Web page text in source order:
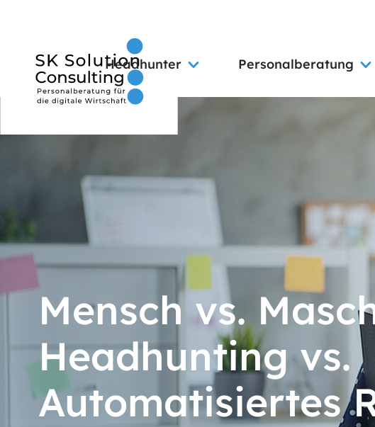
Headhunter Personalberatung
Mensch vs.
Headhunting vs.
Automatisiertes